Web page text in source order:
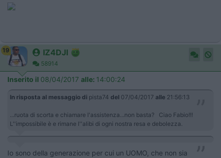
19 IZ4DJI
58914
Inserito il 08/04/2017 alle: 14:00:24
In risposta al messaggio di pista74 del 07/04/2017 alle 21:56:13
...ruota di scorta e chiamare l'assistenza...non basta? Ciao Fabio!!!
L''impossibile è e rimane l''alibi di ogni nostra resa e debolezza.
Io sono della generazione per cui un UOMO, che non sia